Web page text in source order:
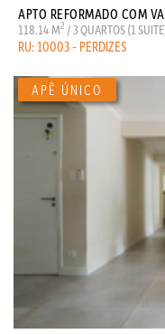
APTO REFORMADO COM
118.14 M2 / 3 QUARTOS (1
RU: 10003 - PERDIZES